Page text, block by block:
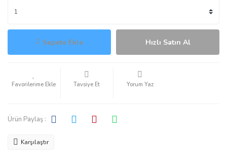
Sepete Ekle Hızlı Satın Al
Tavsiye Et Yorum Yaz
Ürün Paylaş :
Karşılaştır